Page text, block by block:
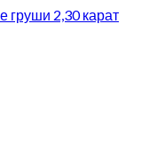
груши 2,30 карат